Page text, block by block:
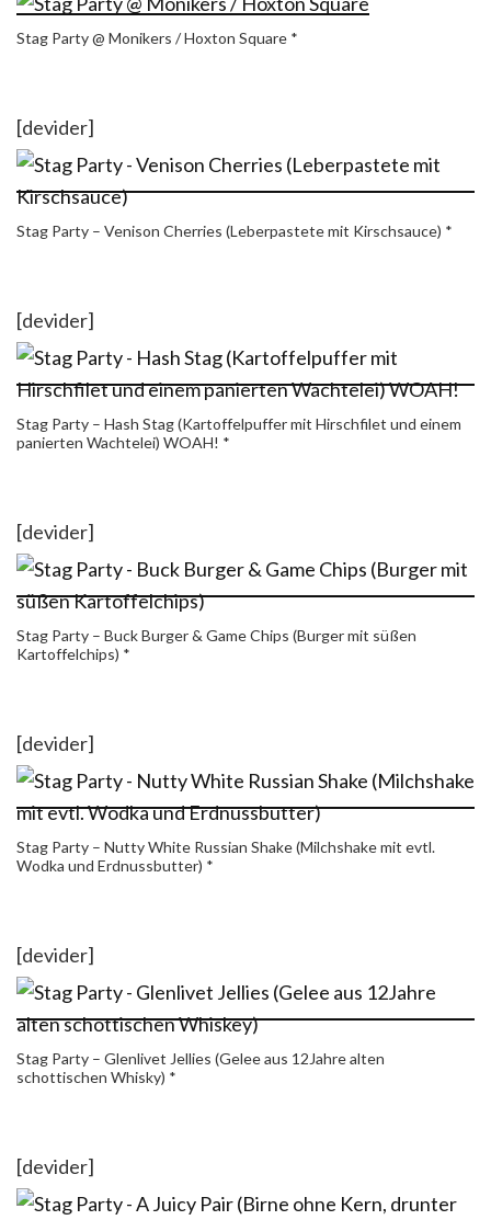
Stag Party @ Monikers / Hoxton Square *
[devider]
Stag Party – Venison Cherries (Leberpastete mit Kirschsauce) *
[devider]
Stag Party – Hash Stag (Kartoffelpuffer mit Hirschfilet und einem
panierten Wachtelei) WOAH! *
[devider]
Stag Party – Buck Burger & Game Chips (Burger mit süßen
Kartoffelchips) *
[devider]
Stag Party – Nutty White Russian Shake (Milchshake mit evtl.
Wodka und Erdnussbutter) *
[devider]
Stag Party – Glenlivet Jellies (Gelee aus 12Jahre alten
schottischen Whisky) *
[devider]